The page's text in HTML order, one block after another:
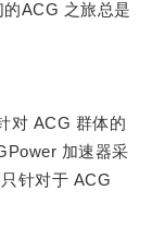
ACG 之旅总是
ACG 群体的
加速器采
针对于 ACG